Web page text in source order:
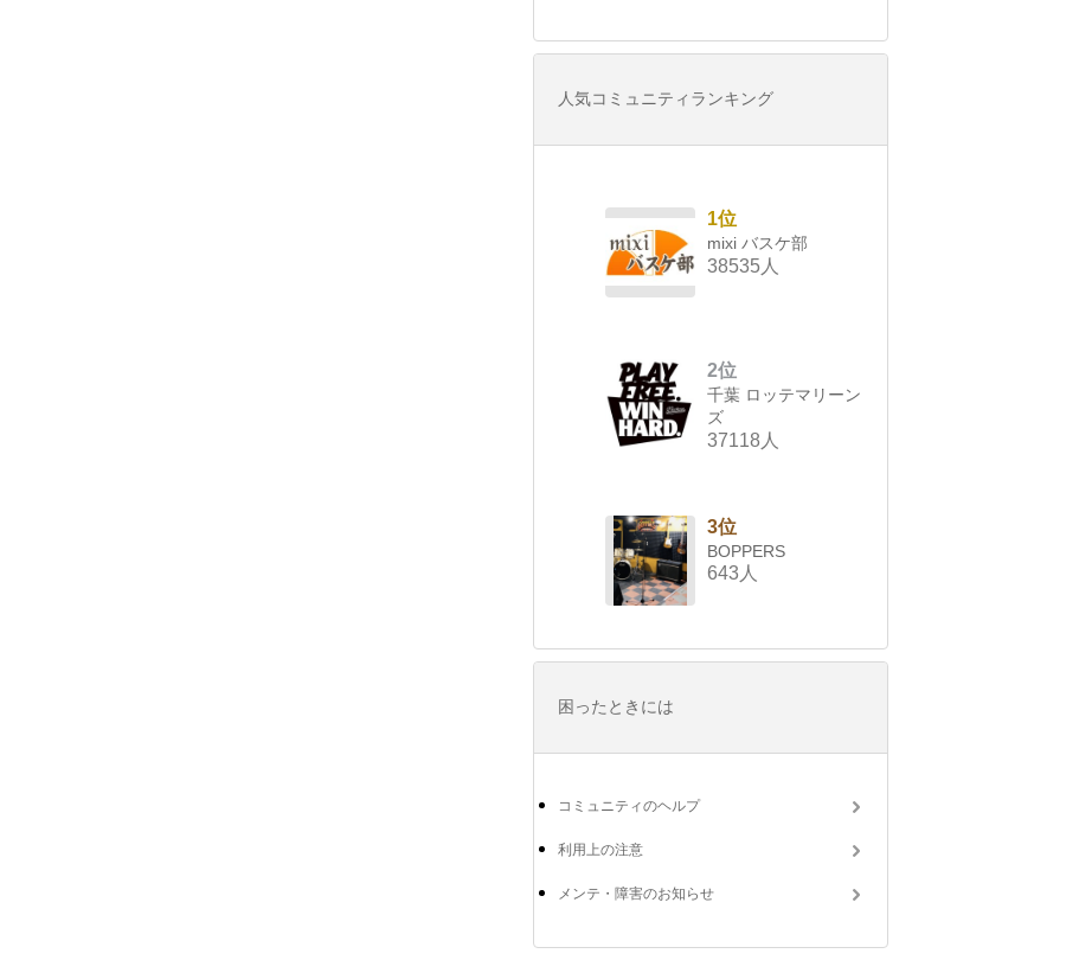
人気コミュニティランキング
1位
mixi バスケ部
38535人
2位
千葉 ロッテマリーン
ズ
37118人
3位
BOPPERS
643人
困ったときには
コミュニティのヘルプ
利用上の注意
メンテ・障害のお知らせ